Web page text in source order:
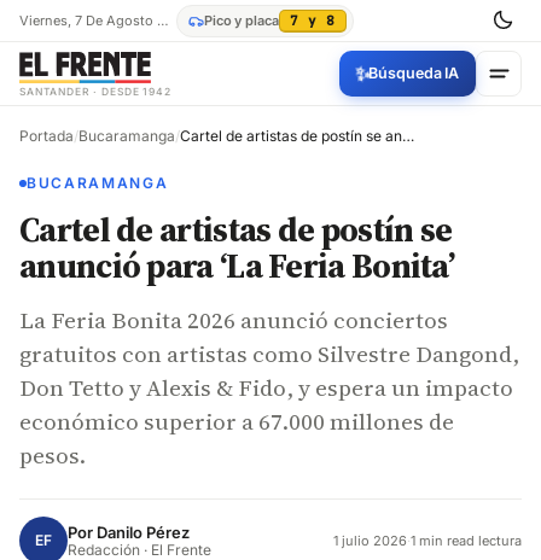
Viernes, 7 De Agosto De 2026 Pico y placa 7 y 8
SANTANDER · DESDE 1942
✨Búsqueda IA
Portada/Bucaramanga/ Cartel de artistas de postín se anunció para ‘La Feria Bonita’
BUCARAMANGA
Cartel de artistas de postín se
anunció para ‘La Feria Bonita’
La Feria Bonita 2026 anunció conciertos
gratuitos con artistas como Silvestre Dangond,
Don Tetto y Alexis & Fido, y espera un impacto
económico superior a 67.000 millones de
pesos.
EF Por Danilo Pérez
Redacción · El Frente 1 julio 2026·1 min read lectura